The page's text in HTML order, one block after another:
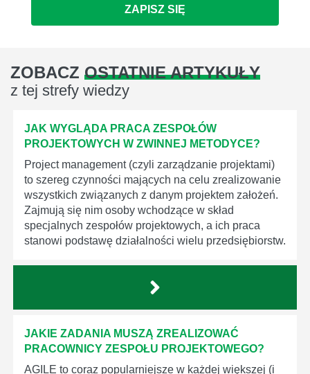
ZAPISZ SIĘ
ZOBACZ OSTATNIE ARTYKUŁY
z tej strefy wiedzy
JAK WYGLĄDA PRACA ZESPOŁÓW
PROJEKTOWYCH W ZWINNEJ METODYCE?
Project management (czyli zarządzanie projektami)
to szereg czynności mających na celu zrealizowanie
wszystkich związanych z danym projektem założeń.
Zajmują się nim osoby wchodzące w skład
specjalnych zespołów projektowych, a ich praca
stanowi podstawę działalności wielu przedsiębiorstw.
JAKIE ZADANIA MUSZĄ ZREALIZOWAĆ
PRACOWNICY ZESPOŁU PROJEKTOWEGO?
AGILE to coraz popularniejsze w każdej większej (i